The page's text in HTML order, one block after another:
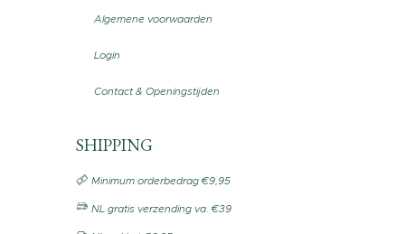
Algemene voorwaarden
Login
Contact & Openingstijden
SHIPPING
Minimum orderbedrag €9,95
NL gratis verzending va. €39